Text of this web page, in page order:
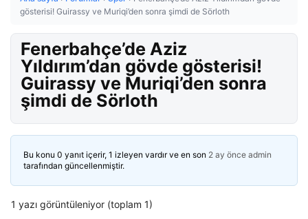
gösterisi! Guirassy ve Muriqi’den sonra şimdi de Sörloth
Fenerbahçe’de Aziz
Yıldırım’dan gövde gösterisi!
Guirassy ve Muriqi’den sonra
şimdi de Sörloth
Bu konu 0 yanıt içerir, 1 izleyen vardır ve en son 2 ay önce admin
tarafından güncellenmiştir.
1 yazı görüntüleniyor (toplam 1)